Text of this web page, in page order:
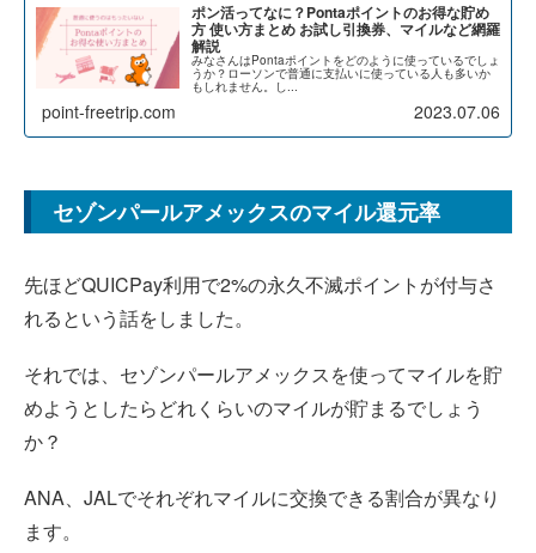
ポン活ってなに？Pontaポイントのお得な貯め
方 使い方まとめ お試し引換券、マイルなど網羅
解説
みなさんはPontaポイントをどのように使っているでしょ
うか？ローソンで普通に支払いに使っている人も多いか
もしれません。し...
point-freetrip.com 2023.07.06
セゾンパールアメックスのマイル還元率
先ほどQUICPay利用で2%の永久不滅ポイントが付与さ
れるという話をしました。
それでは、セゾンパールアメックスを使ってマイルを貯
めようとしたらどれくらいのマイルが貯まるでしょう
か？
ANA、JALでそれぞれマイルに交換できる割合が異なり
ます。